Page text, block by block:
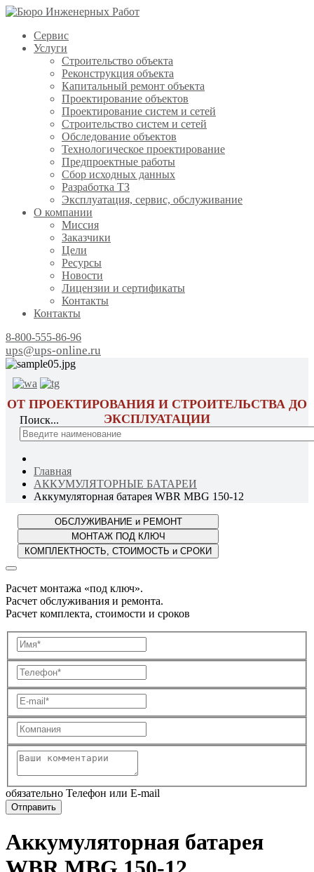
Сервис
Услуги
Строительство объекта
Реконструкция объекта
Капитальный ремонт объекта
Проектирование объектов
Проектирование систем и сетей
Строительство систем и сетей
Обследование объектов
Технологическое проектирование
Предпроектные работы
Сбор исходных данных
Разработка ТЗ
Эксплуатация, сервис, обслуживание
О компании
Миссия
Заказчики
Цели
Ресурсы
Новости
Лицензии и сертификаты
Контакты
Контакты
8-800-555-86-96
ups@ups-online.ru
ОТ ПРОЕКТИРОВАНИЯ И СТРОИТЕЛЬСТВА ДО
ЭКСПЛУАТАЦИИ
Поиск...
Главная
АККУМУЛЯТОРНЫЕ БАТАРЕИ
Аккумуляторная батарея WBR MBG 150-12
Расчет монтажа «под ключ».
Расчет обслуживания и ремонта.
Расчет комплекта, стоимости и сроков
обязательно Телефон или E-mail
Аккумуляторная батарея